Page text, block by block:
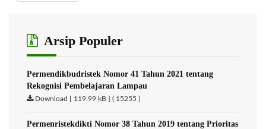
Arsip Populer
Permendikbudristek Nomor 41 Tahun 2021 tentang
Rekognisi Pembelajaran Lampau
Download [ 119.99 kB ] ( 15255 )
Permenristekdikti Nomor 38 Tahun 2019 tentang Prioritas